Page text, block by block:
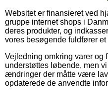
Websitet er finansieret ved
gruppe internet shops i
deres produkter, og
vores besøgende fuldfører et
Vejledning omkring varer og
understøttes løbende, men
ændringer der måtte være
opdaterede de anvendte